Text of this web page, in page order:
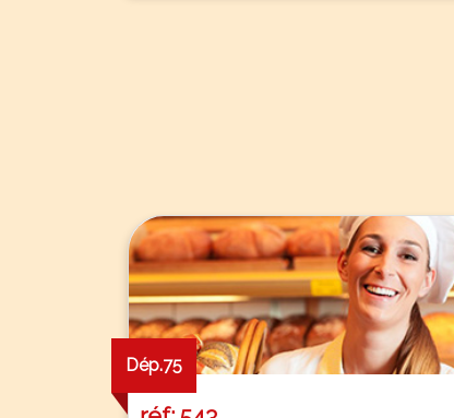
Dép.75